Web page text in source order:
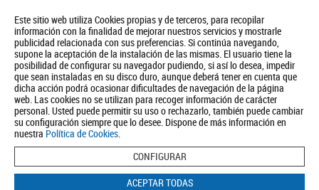
Este sitio web utiliza Cookies propias y de terceros, para recopilar
información con la finalidad de mejorar nuestros servicios y mostrarle
publicidad relacionada con sus preferencias. Si continúa navegando,
supone la aceptación de la instalación de las mismas. El usuario tiene la
posibilidad de configurar su navegador pudiendo, si así lo desea, impedir
que sean instaladas en su disco duro, aunque deberá tener en cuenta que
dicha acción podrá ocasionar dificultades de navegación de la página
web. Las cookies no se utilizan para recoger información de carácter
personal. Usted puede permitir su uso o rechazarlo, también puede cambiar
su configuración siempre que lo desee. Dispone de más información en
nuestra Política de Cookies.
CONFIGURAR
ACEPTAR TODAS
About us Tourism Política de Privacidad Aviso Legal Política de Cookies
BUSCAR